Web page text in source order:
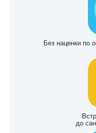
Без наценки по
до